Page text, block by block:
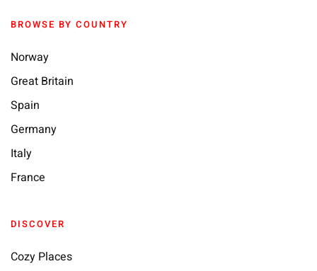
BROWSE BY COUNTRY
Norway
Great Britain
Spain
Germany
Italy
France
DISCOVER
Cozy Places